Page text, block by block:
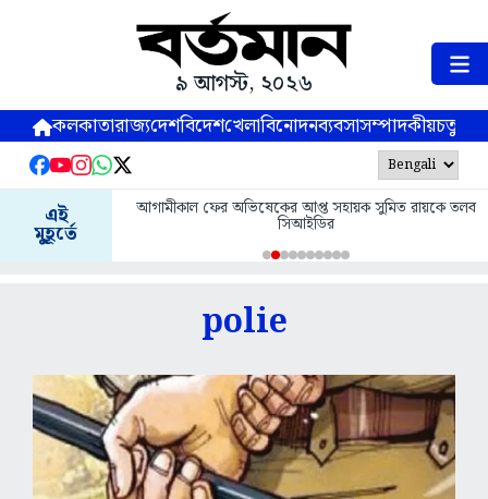
৯ আগস্ট, ২০২৬
কলকাতারাজ্যদেশবিদেশখেলাবিনোদনব্যবসাসম্পাদকীয়
এই
মুহূর্তে
আগামীকাল ফের অভিষেকের আপ্ত সহায়ক সুমিত রায়কে তলব
সিআইডির
polie